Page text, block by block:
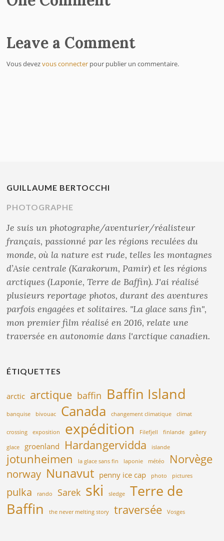
Leave a Comment
Vous devezvous connecter pour publier un commentaire.
GUILLAUME BERTOCCHI
PHOTOGRAPHE
Je suis un photographe/aventurier/réalisteur
français, passionné par les régions reculées du
monde, où la nature est rude, telles les montagnes
d’Asie centrale (Karakorum, Pamir) et les régions
arctiques (Laponie, Terre de Baffin). J'ai réalisé
plusieurs reportage photos, durant des aventures
parfois engagées et solitaires. "La glace sans fin",
mon premier film réalisé en 2016, relate une
traversée en autonomie dans l'arctique canadien.
ÉTIQUETTES
arctic arctique baffin Baffin Island
banquise bivouac Canada changement climatique climat
crossing exposition expédition Filefjell finlande gallery
glace groenland Hardangervidda islande
jotunheimen la glace sans fin laponie météo Norvège
norway Nunavut penny ice cap photo pictures
pulka rando Sarek ski sledge
Terre de
Baffin
the never melting story traversée Vosges